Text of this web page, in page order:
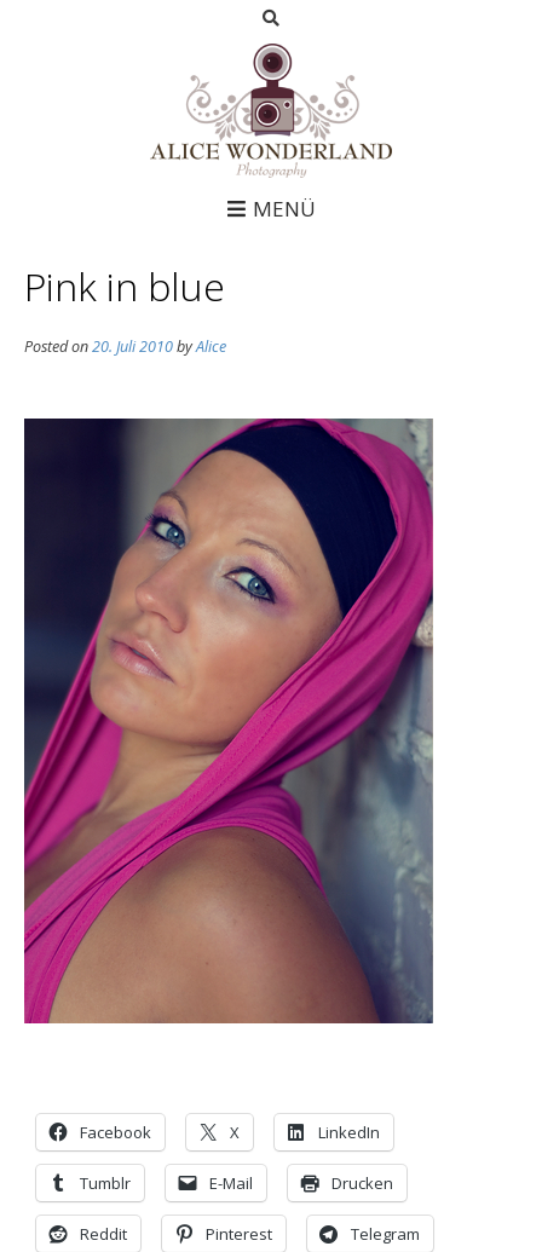
MENÜ
Pink in blue
Posted on20. Juli 2010byAlice
Facebook X LinkedIn
Tumblr E-Mail Drucken
Reddit Pinterest Telegram